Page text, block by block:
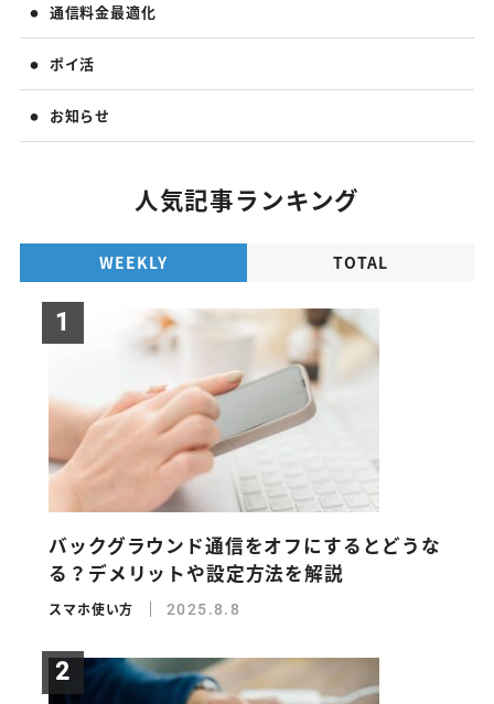
通信料金最適化
ポイ活
お知らせ
人気記事ランキング
WEEKLY TOTAL
バックグラウンド通信をオフにするとどうな
る？デメリットや設定方法を解説
スマホ使い方 2025.8.8